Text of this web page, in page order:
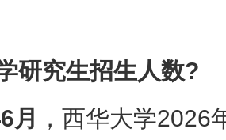
研究生招生人数?
月
，西华大学2026